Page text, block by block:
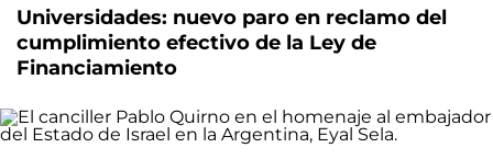
Universidades: nuevo paro en reclamo del
cumplimiento efectivo de la Ley de
Financiamiento